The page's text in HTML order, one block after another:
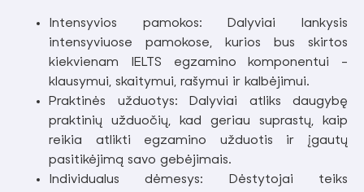
Intensyvios pamokos: Dalyviai lankysis
intensyviuose pamokose, kurios bus skirtos
kiekvienam IELTS egzamino komponentui -
klausymui, skaitymui, rašymui ir kalbėjimui.
Praktinės užduotys: Dalyviai atliks daugybę
praktinių užduočių, kad geriau suprastų, kaip
reikia atlikti egzamino užduotis ir įgautų
pasitikėjimą savo gebėjimais.
Individualus dėmesys: Dėstytojai teiks